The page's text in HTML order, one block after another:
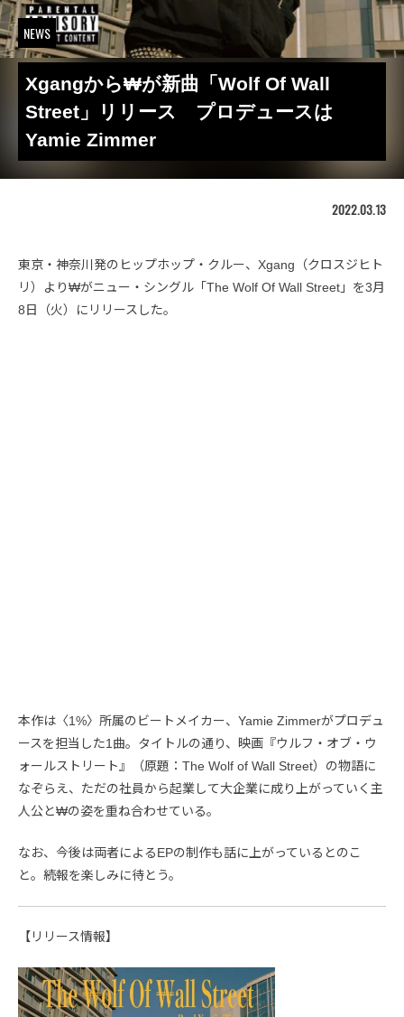
NEWS
Xgangから₩が新曲「Wolf Of Wall
Street」リリース プロデュースは
Yamie Zimmer
2022.03.13
東京・神奈川発のヒップホップ・クルー、Xgang（クロスジヒト
リ）より₩がニュー・シングル「The Wolf Of Wall Street」を3月
8日（火）にリリースした。
本作は〈1%〉所属のビートメイカー、Yamie Zimmerがプロデュ
ースを担当した1曲。タイトルの通り、映画『ウルフ・オブ・ウ
ォールストリート』（原題：The Wolf of Wall Street）の物語に
なぞらえ、ただの社員から起業して大企業に成り上がっていく主
人公と₩の姿を重ね合わせている。
なお、今後は両者によるEPの制作も話に上がっているとのこ
と。続報を楽しみに待とう。
【リリース情報】